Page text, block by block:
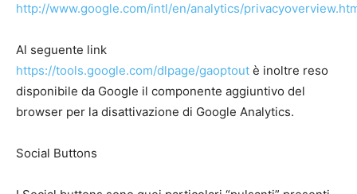
http://www.google.com/intl/en/analytics/
Al seguente link
https://tools.google.com/dlpage/gaoptout è inoltre reso
disponibile da Google il componente aggiuntivo del
browser per la disattivazione di Google Analytics.
Social Buttons